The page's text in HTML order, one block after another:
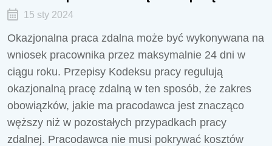
15 sty 2024
Okazjonalna praca zdalna może być wykonywana na
wniosek pracownika przez maksymalnie 24 dni w
ciągu roku. Przepisy Kodeksu pracy regulują
okazjonalną pracę zdalną w ten sposób, że zakres
obowiązków, jakie ma pracodawca jest znacząco
węższy niż w pozostałych przypadkach pracy
zdalnej. Pracodawca nie musi pokrywać kosztów